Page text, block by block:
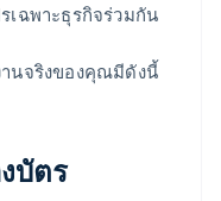
เฉพาะธุรกิจร่วมกัน
นจริงของคุณมีดังนี้
บัตร